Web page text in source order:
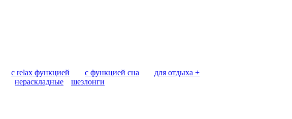
с relax функцией с функцией сна
для отдыха +
нераскладные
шезлонги